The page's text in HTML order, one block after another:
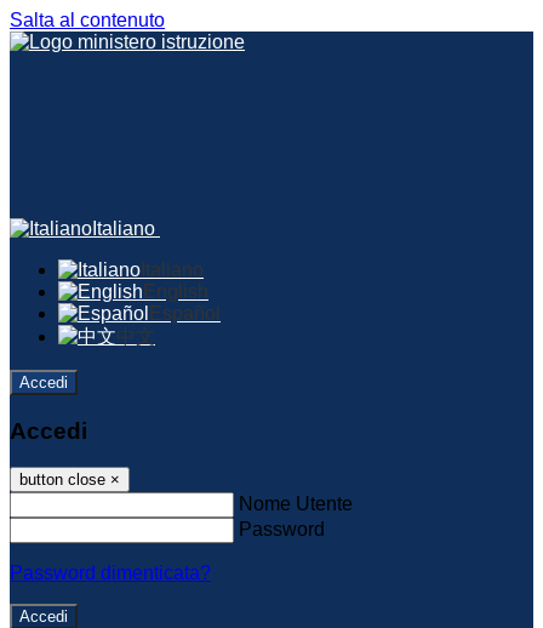
Salta al contenuto
Italiano
Italiano
English
Español
中文
Accedi
Accedi
button close ×
Nome Utente
Password
Password dimenticata?